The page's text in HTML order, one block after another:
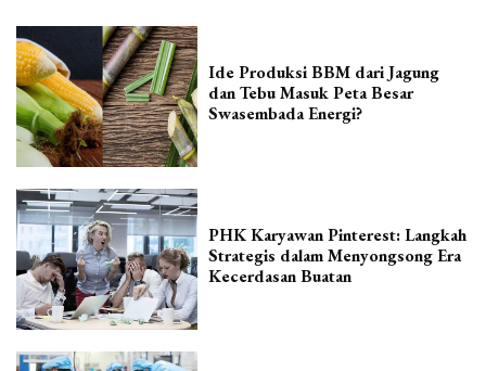
Ide Produksi BBM dari Jagung
dan Tebu Masuk Peta Besar
Swasembada Energi?
PHK Karyawan Pinterest: Langkah
Strategis dalam Menyongsong Era
Kecerdasan Buatan